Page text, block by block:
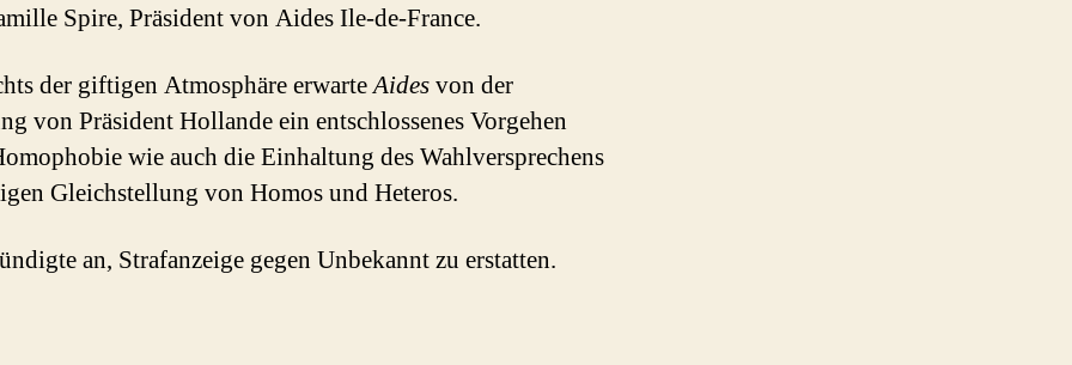
Spire, Präsident von Aides Ile-de-France.
der giftigen Atmosphäre erwarteAidesvon der
von Präsident Hollande ein entschlossenes Vorgehen
wie auch die Einhaltung des Wahlversprechens
Gleichstellung von Homos und Heteros.
an, Strafanzeige gegen Unbekannt zu erstatten.